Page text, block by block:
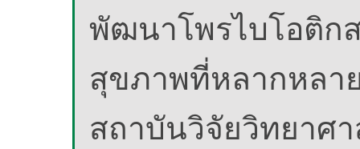
พัฒนาโพรไบโอติก
สุขภาพที่หลากหลา
สถาบันวิจัยวิทยาศ